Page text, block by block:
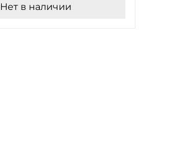
Нет в наличии